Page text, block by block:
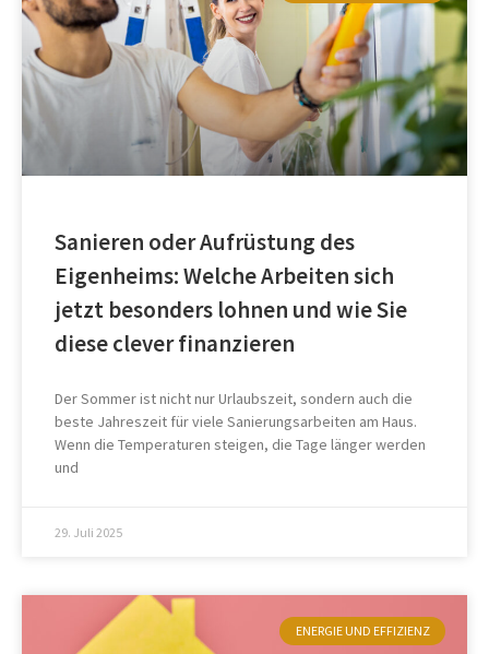
Sanieren oder Aufrüstung des
Eigenheims: Welche Arbeiten sich
jetzt besonders lohnen und wie Sie
diese clever finanzieren
Der Sommer ist nicht nur Urlaubszeit, sondern auch die
beste Jahreszeit für viele Sanierungsarbeiten am Haus.
Wenn die Temperaturen steigen, die Tage länger werden
und
29. Juli 2025
ENERGIE UND EFFIZIENZ